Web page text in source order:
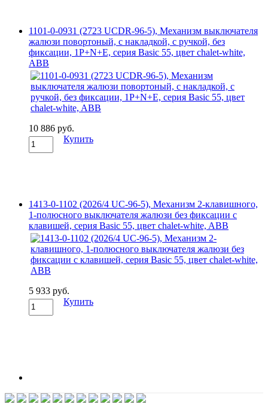
1101-0-0931 (2723 UCDR-96-5), Механизм выключателя
жалюзи повортоный, с накладкой, с ручкой, без
фиксации, 1P+N+E, серия Basic 55, цвет chalet-white,
ABB
10 886 руб.
Купить
1413-0-1102 (2026/4 UC-96-5), Механизм 2-клавишного,
1-полюсного выключателя жалюзи без фиксации с
клавишей, серия Basic 55, цвет chalet-white, ABB
5 933 руб.
Купить